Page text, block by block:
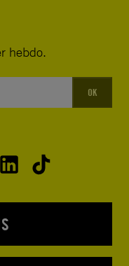
hebdo.
OK